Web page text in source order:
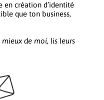
en création d’identité
que ton business,
de moi, lis leurs